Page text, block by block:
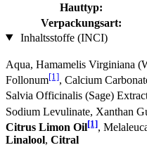
Hauttyp:
Verpackungsart:
Inhaltsstoffe (INCI)
Aqua, Hamamelis Virginiana
Follonum[1], Calcium
Salvia Officinalis (Sage)
Sodium Levulinate, Xanthan
Citrus Limon Oil[1],
Linalool, Citral